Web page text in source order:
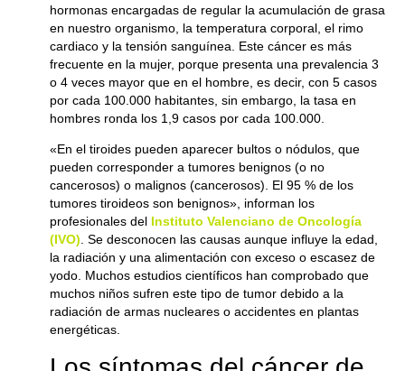
hormonas encargadas de regular la acumulación de grasa
en nuestro organismo, la temperatura corporal, el rimo
cardiaco y la tensión sanguínea. Este cáncer es más
frecuente en la mujer, porque presenta una prevalencia 3
o 4 veces mayor que en el hombre, es decir, con 5 casos
por cada 100.000 habitantes, sin embargo, la tasa en
hombres ronda los 1,9 casos por cada 100.000.
«En el tiroides pueden aparecer bultos o nódulos, que
pueden corresponder a tumores benignos (o no
cancerosos) o malignos (cancerosos). El 95 % de los
tumores tiroideos son benignos», informan los
profesionales del Instituto Valenciano de Oncología
(IVO). Se desconocen las causas aunque influye la edad,
la radiación y una alimentación con exceso o escasez de
yodo. Muchos estudios científicos han comprobado que
muchos niños sufren este tipo de tumor debido a la
radiación de armas nucleares o accidentes en plantas
energéticas.